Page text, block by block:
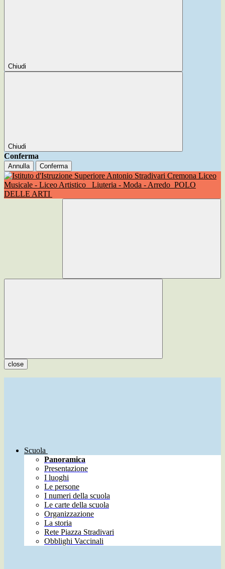
Chiudi
Chiudi
Conferma
Annulla Conferma
Liceo
Musicale - Liceo Artistico
Liuteria - Moda - Arredo POLO
DELLE ARTI
close
Scuola
Panoramica
Presentazione
I luoghi
Le persone
I numeri della scuola
Le carte della scuola
Organizzazione
La storia
Rete Piazza Stradivari
Obblighi Vaccinali